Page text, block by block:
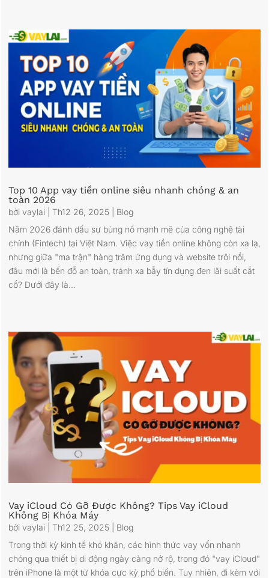
Top 10 App vay tiền online siêu nhanh chóng & an
toàn 2026
bởi vaylai Th12 26, 2025
Blog
Năm 2026 đánh dấu sự bùng nổ mạnh mẽ của công nghệ tài
chính (Fintech) tại Việt Nam. Việc vay tiền online không còn xa lạ,
nhưng giữa "ma trận" hàng trăm ứng dụng và website trôi nổi,
đâu mới là bến đỗ an toàn, tránh xa bẫy tín dụng đen lãi suất cắt
cổ? Dưới đây là...
Vay iCloud Có Gỡ Được Không? Tips Vay iCloud
Không Bị Khóa Máy
bởi vaylai Th12 25, 2025
Blog
Trong thời kỳ kinh tế khó khăn, các hình thức vay vốn nhanh
chóng qua thiết bị di động ngày càng nở rộ, trong đó "vay iCloud"
trên iPhone là một từ khóa cực kỳ phổ biến. Tuy nhiên, đi kèm với